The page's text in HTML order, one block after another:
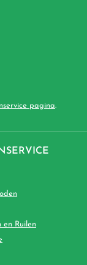
pagina.
en Ruilen